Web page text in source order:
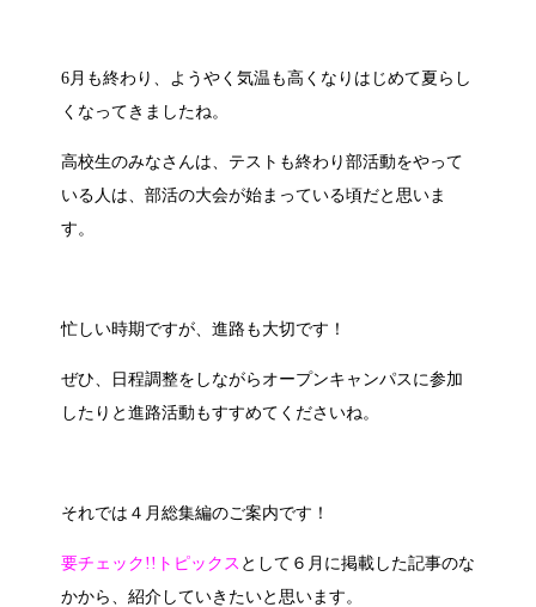
6月も終わり、ようやく気温も高くなりはじめて夏らし
くなってきましたね。
高校生のみなさんは、テストも終わり部活動をやって
いる人は、部活の大会が始まっている頃だと思いま
す。
忙しい時期ですが、進路も大切です！
ぜひ、日程調整をしながらオープンキャンパスに参加
したりと進路活動もすすめてくださいね。
それでは４月総集編のご案内です！
要チェック!!トピックス として６月に掲載した記事のな
かから、紹介していきたいと思います。